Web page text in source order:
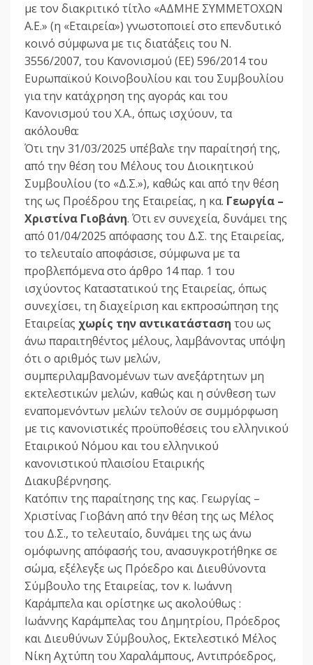
με τον διακριτικό τίτλο «ΑΔΜΗΕ ΣΥΜΜΕΤΟΧΩΝ
Α.Ε.» (η «Εταιρεία») γνωστοποιεί στο επενδυτικό
κοινό σύμφωνα με τις διατάξεις του Ν.
3556/2007, του Κανονισμού (ΕΕ) 596/2014 του
Ευρωπαϊκού Κοινοβουλίου και του Συμβουλίου
για την κατάχρηση της αγοράς και του
Κανονισμού του Χ.Α., όπως ισχύουν, τα
ακόλουθα:
Ότι την 31/03/2025 υπέβαλε την παραίτησή της,
από την θέση του Μέλους του Διοικητικού
Συμβουλίου (το «Δ.Σ.»), καθώς και από την θέση
της ως Προέδρου της Εταιρείας, η κα. Γεωργία –
Χριστίνα Γιοβάνη. Ότι εν συνεχεία, δυνάμει της
από 01/04/2025 απόφασης του Δ.Σ. της Εταιρείας,
το τελευταίο αποφάσισε, σύμφωνα με τα
προβλεπόμενα στο άρθρο 14 παρ. 1 του
ισχύοντος Καταστατικού της Εταιρείας, όπως
συνεχίσει, τη διαχείριση και εκπροσώπηση της
Εταιρείας χωρίς την αντικατάσταση του ως
άνω παραιτηθέντος μέλους, λαμβάνοντας υπόψη
ότι ο αριθμός των μελών,
συμπεριλαμβανομένων των ανεξάρτητων μη
εκτελεστικών μελών, καθώς και η σύνθεση των
εναπομενόντων μελών τελούν σε συμμόρφωση
με τις κανονιστικές προϋποθέσεις του ελληνικού
Εταιρικού Νόμου και του ελληνικού
κανονιστικού πλαισίου Εταιρικής
Διακυβέρνησης.
Κατόπιν της παραίτησης της κας. Γεωργίας –
Χριστίνας Γιοβάνη από την θέση της ως Μέλος
του Δ.Σ., το τελευταίο, δυνάμει της ως άνω
ομόφωνης απόφασής του, ανασυγκροτήθηκε σε
σώμα, εξέλεγξε ως Πρόεδρο και Διευθύνοντα
Σύμβουλο της Εταιρείας, τον κ. Ιωάννη
Καράμπελα και ορίστηκε ως ακολούθως :
Ιωάννης Καράμπελας του Δημητρίου, Πρόεδρος
και Διευθύνων Σύμβουλος, Εκτελεστικό Μέλος
Νίκη Αχτύπη του Χαραλάμπους, Αντιπρόεδρος,